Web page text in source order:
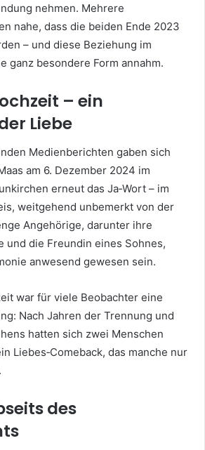
nehmen. Mehrere
nahe, dass die beiden Ende 2023
– und diese Beziehung im
ganz besondere Form annahm.
– ein
Liebe
Medienberichten gaben sich
am 6. Dezember 2024 im
erneut das Ja‑Wort – im
weitgehend unbemerkt von der
Angehörige, darunter ihre
und die Freundin eines Sohnes,
anwesend gewesen sein.
war für viele Beobachter eine
Nach Jahren der Trennung und
hatten sich zwei Menschen
Liebes‑Comeback, das manche nur
des